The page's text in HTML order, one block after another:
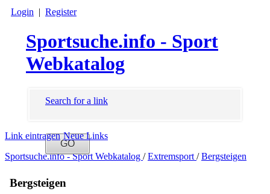
Login | Register
Sportsuche.info - Sport
Webkatalog
Search for a link
Link eintragen Neue Links
Sportsuche.info - Sport Webkatalog / Extremsport/ Bergsteigen
Bergsteigen